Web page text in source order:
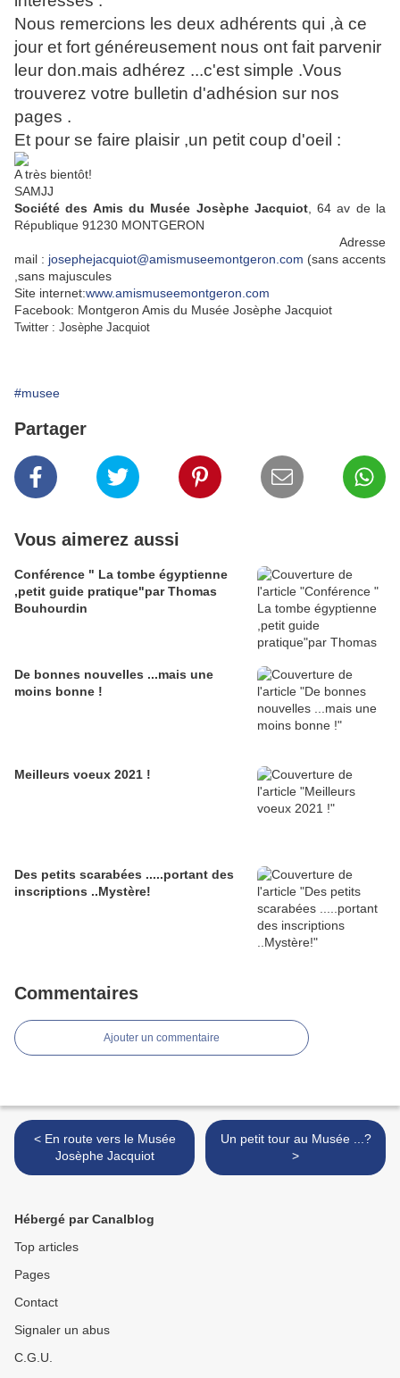
Nous remercions les deux adhérents qui ,à ce
jour et fort généreusement nous ont fait parvenir
leur don.mais adhérez ...c'est simple .Vous
trouverez votre bulletin d'adhésion sur nos
pages .
Et pour se faire plaisir ,un petit coup d'oeil :
A très bientôt!
SAMJJ
Société des Amis du Musée Josèphe Jacquiot, 64 av de la
République 91230 MONTGERON
Adresse
mail : josephejacquiot@amismuseemontgeron.com (sans accents
,sans majuscules
Site internet:www.amismuseemontgeron.com
Facebook: Montgeron Amis du Musée Josèphe Jacquiot
Twitter : Josèphe Jacquiot
#musee
Partager
Vous aimerez aussi
Conférence " La tombe égyptienne
,petit guide pratique"par Thomas
Bouhourdin
De bonnes nouvelles ...mais une
moins bonne !
Meilleurs voeux 2021 !
Des petits scarabées .....portant des
inscriptions ..Mystère!
Commentaires
Ajouter un commentaire
< En route vers le Musée
Josèphe Jacquiot
Un petit tour au Musée ...?
>
Hébergé par Canalblog
Top articles
Pages
Contact
Signaler un abus
C.G.U.